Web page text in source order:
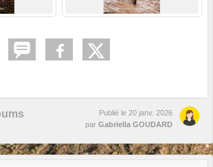
Publié le 20 janv. 2026
par Gabriella GOUDARD